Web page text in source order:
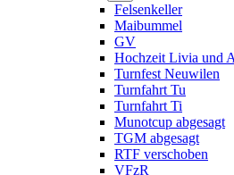
Felsenkeller
Maibummel
GV
Hochzeit Livia und
Turnfest Neuwilen
Turnfahrt Tu
Turnfahrt Ti
Munotcup abgesagt
TGM abgesagt
RTF verschoben
VFzR